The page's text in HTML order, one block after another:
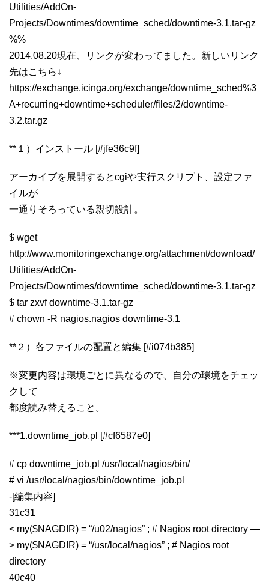
Utilities/AddOn-
Projects/Downtimes/downtime_sched/downtime-3.1.tar-gz
%%
2014.08.20現在、リンクが変わってました。新しいリンク
先はこちら↓
https://exchange.icinga.org/exchange/downtime_sched%3
A+recurring+downtime+scheduler/files/2/downtime-
3.2.tar.gz
**１）インストール [#jfe36c9f]
アーカイブを展開するとcgiや実行スクリプト、設定ファ
イルが
一通りそろっている親切設計。
$ wget
http://www.monitoringexchange.org/attachment/download/
Utilities/AddOn-
Projects/Downtimes/downtime_sched/downtime-3.1.tar-gz
$ tar zxvf downtime-3.1.tar-gz
# chown -R nagios.nagios downtime-3.1
**２）各ファイルの配置と編集 [#i074b385]
※変更内容は環境ごとに異なるので、自分の環境をチェッ
クして
都度読み替えること。
***1.downtime_job.pl [#cf6587e0]
# cp downtime_job.pl /usr/local/nagios/bin/
# vi /usr/local/nagios/bin/downtime_job.pl
-[編集内容]
31c31
< my($NAGDIR) = “/u02/nagios” ; # Nagios root directory —
> my($NAGDIR) = “/usr/local/nagios” ; # Nagios root
directory
40c40